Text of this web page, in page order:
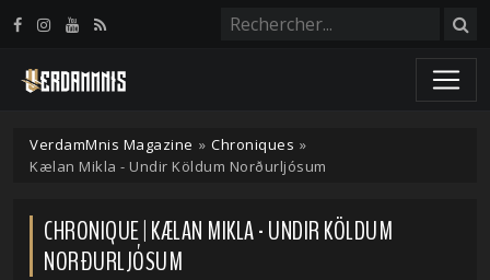
VerdamMnis Magazine » Chroniques »
Kælan Mikla - Undir Köldum Norðurljósum
CHRONIQUE | KÆLAN MIKLA - UNDIR KÖLDUM
NORÐURLJÓSUM
Panneau de gestion des cookies